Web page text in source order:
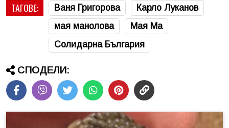
ТАГОВЕ: Ваня Григорова
Карло Луканов
мая манолова
Мая Ма
Солидарна България
СПОДЕЛИ: